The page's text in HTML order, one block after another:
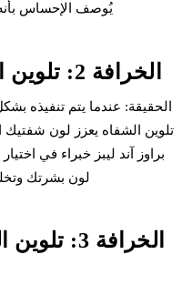
يُوصف الإحساس
الخرافة 2: تلوين الشفاه يبدو غير طبيعي
الحقيقة: عندما يتم تنفيذه
تلوين الشفاه يعزز لون شفتيك
براوز آند ليبز خبراء في
لون بشرتك
الخرافة